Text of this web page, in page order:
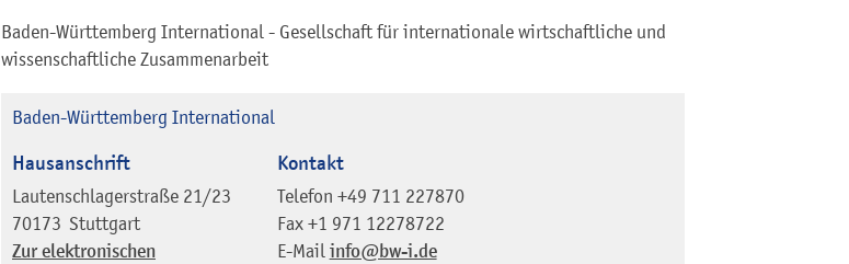
Baden-Württemberg International - Gesellschaft für internationale wirtschaftliche und
wissenschaftliche Zusammenarbeit
Baden-Württemberg International
Hausanschrift
Lautenschlagerstraße 21/23
70173 Stuttgart
Zur elektronischen
Kontakt
Telefon +49 711 227870
Fax +1 971 12278722
E-Mail info@bw-i.de